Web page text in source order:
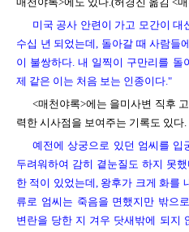
미국 공사 안련이 가고 모간이 대
수십 년 되었는데, 돌아갈 때 사람들
이 불쌍하다. 내 일찍이 구만리를
제 같은 이는 처음 보는 인종이다."
<매천야록>에는 을미사변 직후
력한 시사점을 보여주는 기록도 있다.
예전에 상궁으로 있던 엄씨를 입
두려워하여 감히 곁눈질도 하지 못
한 적이 있었는데, 왕후가 크게 화를
류로 엄씨는 죽음을 면했지만 밖으
변란을 당한 지 겨우 닷새밖에 되지